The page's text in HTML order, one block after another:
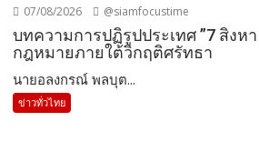
07/08/2026 @siamfocustime
บทความการปฏิรูปประเทศ ”7 สิงห
กฎหมายภายใต้วิกฤติศรัทธา
นายอลงกรณ์ พลบุต...
ข่าวทั่วไทย